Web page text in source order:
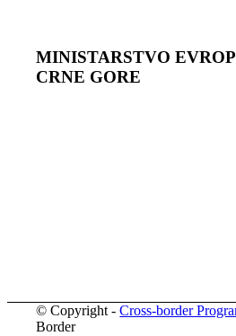
MINISTARSTVO
CRNЕ GORЕ
© Copyright -Cross-border
Border